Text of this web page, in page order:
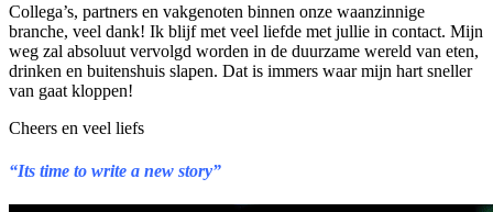
Collega’s, partners en vakgenoten binnen onze waanzinnige
branche, veel dank! Ik blijf met veel liefde met jullie in contact. Mijn
weg zal absoluut vervolgd worden in de duurzame wereld van eten,
drinken en buitenshuis slapen. Dat is immers waar mijn hart sneller
van gaat kloppen!
Cheers en veel liefs
“Its time to write a new story”